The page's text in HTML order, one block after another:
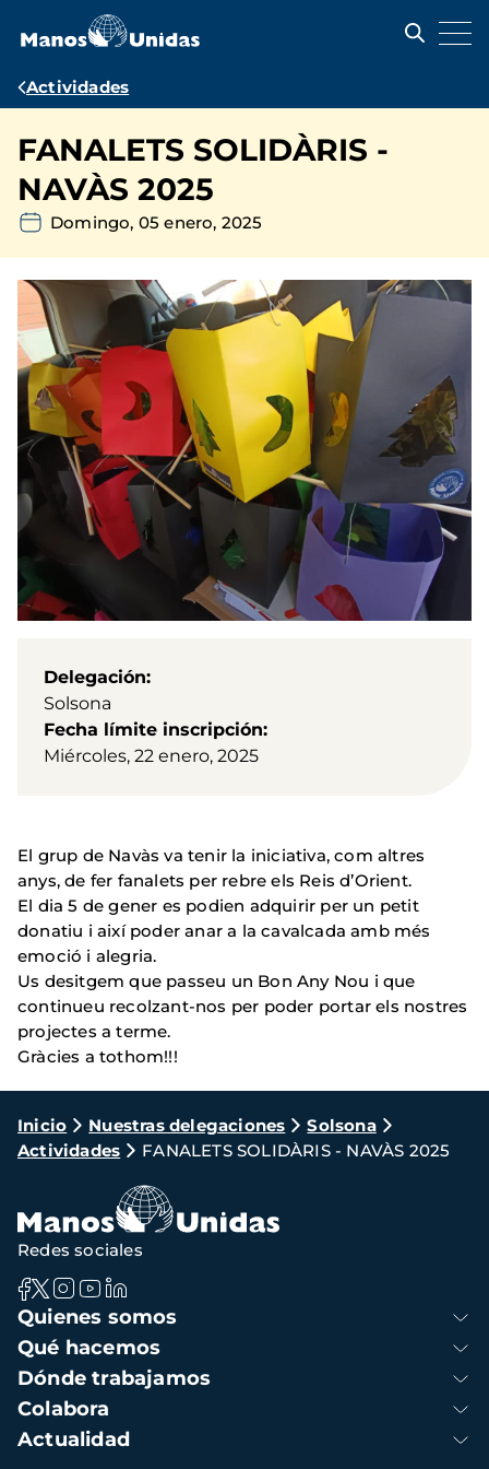
contenido
Ruta
navegación
Actividades
FANALETS SOLIDÀRIS -
NAVÀS 2025
Domingo, 05 enero, 2025
Delegación
Solsona
Fecha límite inscripción
Miércoles, 22 enero, 2025
El grup de Navàs va tenir la iniciativa, com altres
anys, de fer fanalets per rebre els Reis d’Orient.
El dia 5 de gener es podien adquirir per un petit
donatiu i així poder anar a la cavalcada amb més
emoció i alegria.
Us desitgem que passeu un Bon Any Nou i que
continueu recolzant-nos per poder portar els nostres
projectes a terme.
Gràcies a tothom!!!
Ruta
de
navegación
Inicio Nuestras delegaciones
Solsona
Actividades
FANALETS SOLIDÀRIS - NAVÀS 2025
Navegación
principal
Quienes somos
Qué hacemos
Dónde trabajamos
Colabora
Actualidad
Redes sociales